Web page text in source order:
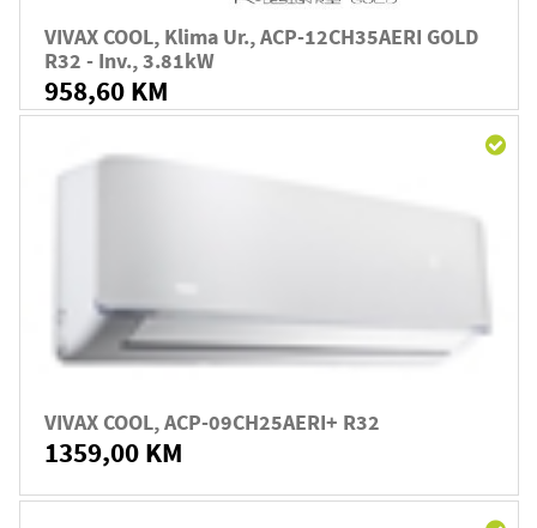
VIVAX COOL, Klima Ur., ACP-12CH35AERI GOLD
R32 - Inv., 3.81kW
958,60 KM
VIVAX COOL, ACP-09CH25AERI+ R32
1359,00 KM